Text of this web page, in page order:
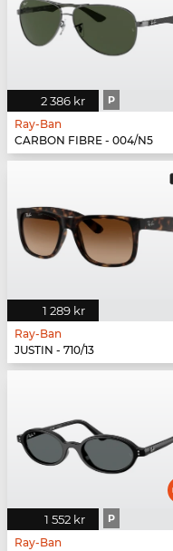
2 386 kr P
Ray-Ban
CARBON FIBRE - 004/N5
1 289 kr
Ray-Ban
JUSTIN - 710/13
1 552 kr P
Ray-Ban